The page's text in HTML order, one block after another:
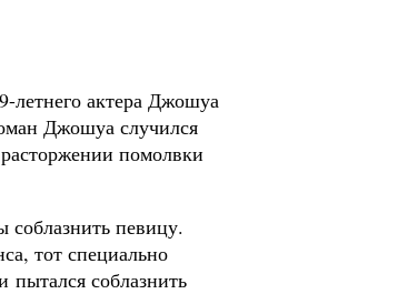
летнего актера Джошуа
Джошуа случился
помолвки
соблазнить певицу.
тот специально
пытался соблазнить